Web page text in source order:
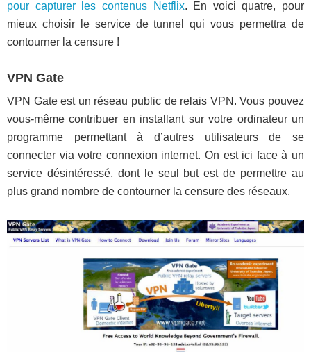
pour capturer les contenus Netflix. En voici quatre, pour
mieux choisir le service de tunnel qui vous permettra de
contourner la censure !
VPN Gate
VPN Gate est un réseau public de relais VPN. Vous pouvez
vous-même contribuer en installant sur votre ordinateur un
programme permettant à d’autres utilisateurs de se
connecter via votre connexion internet. On est ici face à un
service désintéressé, dont le seul but est de permettre au
plus grand nombre de contourner la censure des réseaux.